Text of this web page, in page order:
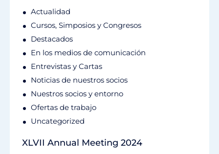
Actualidad
Cursos, Simposios y Congresos
Destacados
En los medios de comunicación
Entrevistas y Cartas
Noticias de nuestros socios
Nuestros socios y entorno
Ofertas de trabajo
Uncategorized
XLVII Annual Meeting 2024